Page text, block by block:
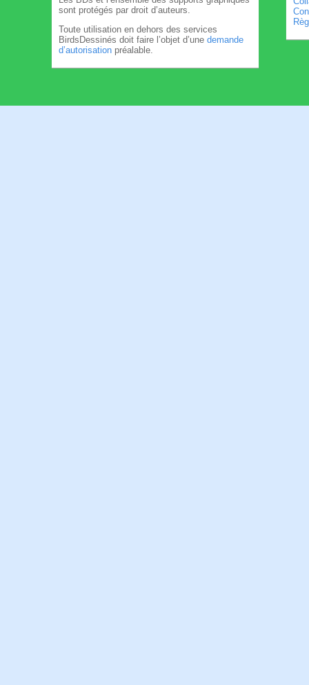
sont protégés par droit d’auteurs.
Toute utilisation en dehors des services
BirdsDessinés doit faire l’objet d’une demande
d’autorisation préalable.